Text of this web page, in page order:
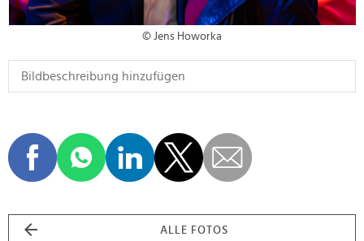
© Jens Howorka
ALLE FOTOS